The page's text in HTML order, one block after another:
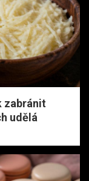
zabránit
udělá